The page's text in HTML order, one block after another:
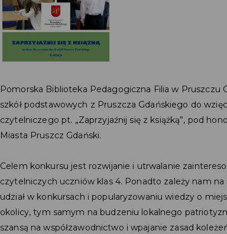
Pomorska Biblioteka Pedagogiczna Filia w Pruszczu
szkół podstawowych z Pruszcza Gdańskiego do
czytelniczego pt. „Zaprzyjaźnij się z książką”, pod
Miasta Pruszcz Gdański.
Celem konkursu jest rozwijanie i utrwalanie
czytelniczych uczniów klas 4. Ponadto zależy nam
udział w konkursach i popularyzowaniu wiedzy o
okolicy, tym samym na budzeniu lokalnego
szansą na współzawodnictwo i wpajanie zasad